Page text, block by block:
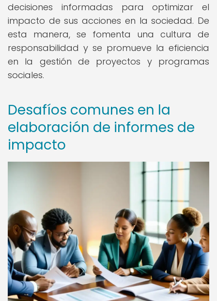
decisiones informadas para optimizar el
impacto de sus acciones en la sociedad. De
esta manera, se fomenta una cultura de
responsabilidad y se promueve la eficiencia
en la gestión de proyectos y programas
sociales.
Desafíos comunes en la
elaboración de informes de
impacto